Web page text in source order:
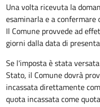
Una volta ricevuta la
esaminarla e a
Il Comune provvede ad
giorni dalla data di
Se l'imposta è stata
Stato, il Comune dovrà
incassata direttamente
quota incassata come